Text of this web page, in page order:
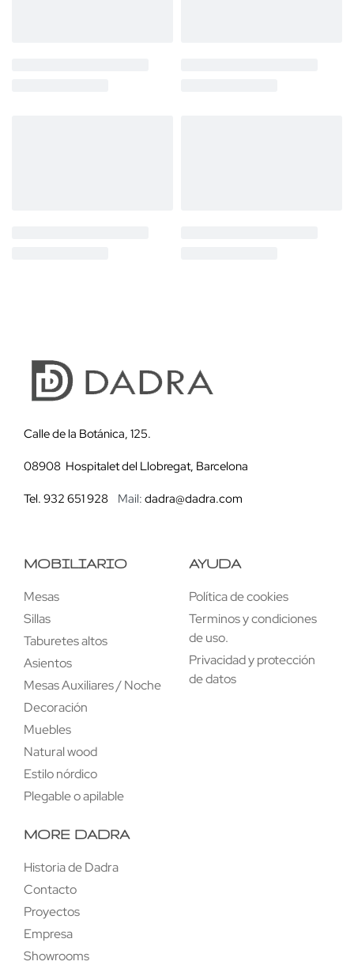
Calle de la Botánica, 125.
08908 Hospitalet del Llobregat, Barcelona
Tel. 932 651 928 Mail: dadra@dadra.com
MOBILIARIO
Mesas
Sillas
Taburetes altos
Asientos
Mesas Auxiliares / Noche
Decoración
Muebles
Natural wood
Estilo nórdico
Plegable o apilable
AYUDA
Política de cookies
Terminos y condiciones
de uso.
Privacidad y protección
de datos
MORE DADRA
Historia de Dadra
Contacto
Proyectos
Empresa
Showrooms